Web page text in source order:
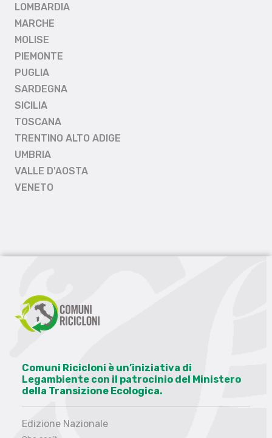
LOMBARDIA
MARCHE
MOLISE
PIEMONTE
PUGLIA
SARDEGNA
SICILIA
TOSCANA
TRENTINO ALTO ADIGE
UMBRIA
VALLE D'AOSTA
VENETO
Comuni Ricicloni è un’iniziativa di
Legambiente con il patrocinio del Ministero
della Transizione Ecologica.
Edizione Nazionale